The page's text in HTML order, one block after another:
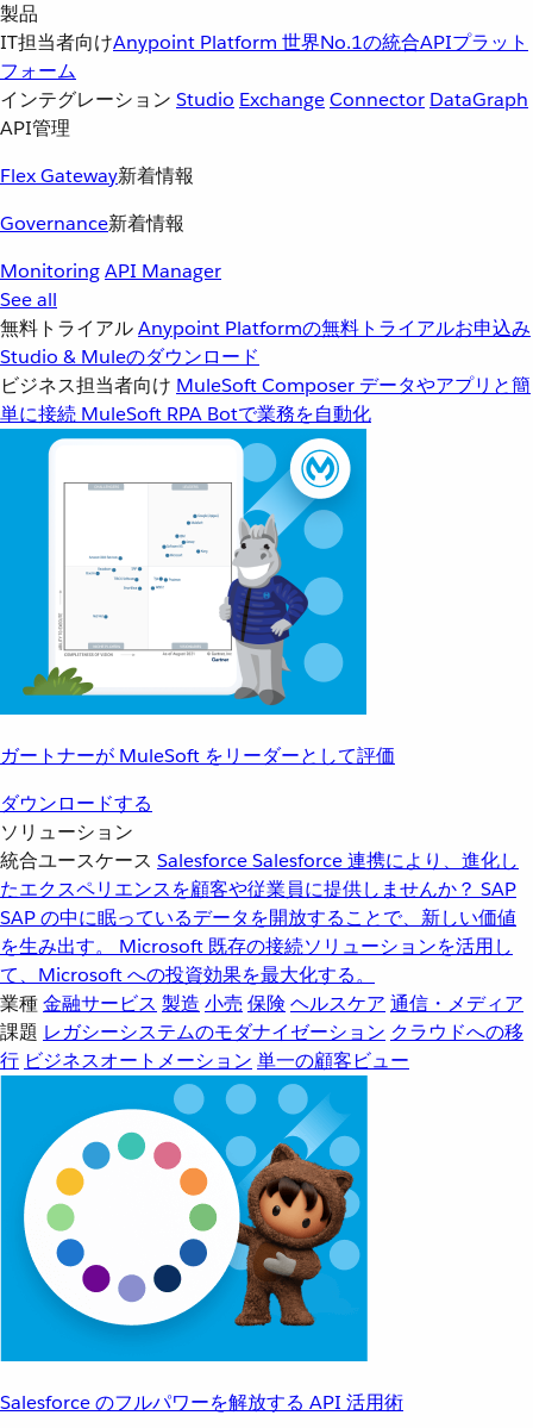
製品
IT担当者向けAnypoint Platform 世界No.1の統合APIプラット
フォーム
インテグレーション Studio ExchangeConnector DataGraph
API管理
Flex Gateway新着情報
Governance新着情報
MonitoringAPI Manager
See all
無料トライアルAnypoint Platformの無料トライアルお申込み
Studio & Muleのダウンロード
ビジネス担当者向け MuleSoft Composer データやアプリと簡
単に接続 MuleSoft RPA Botで業務を自動化
ガートナーが MuleSoft をリーダーとして評価
ダウンロードする
ソリューション
統合ユースケース SalesforceSalesforce 連携により、進化し
たエクスペリエンスを顧客や従業員に提供しませんか？ SAP
SAP の中に眠っているデータを開放することで、新しい価値
を生み出す。
Microsoft 既存の接続ソリューションを活用し
て、Microsoft への投資効果を最大化する。
業種金融サービス 製造 小売 保険 ヘルスケア 通信・メディア
課題 レガシーシステムのモダナイゼーション クラウドへの移
行 ビジネスオートメーション 単一の顧客ビュー
Salesforce のフルパワーを解放する API 活用術